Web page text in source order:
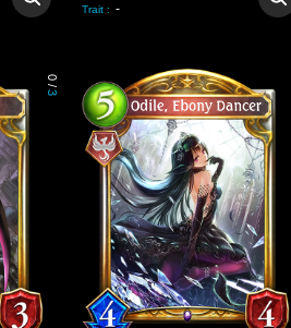
Trait : -
0
/
3